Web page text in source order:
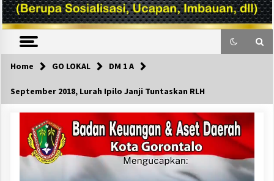
Home GO LOKAL DM 1 A
September 2018, Lurah Ipilo Janji Tuntaskan RLH